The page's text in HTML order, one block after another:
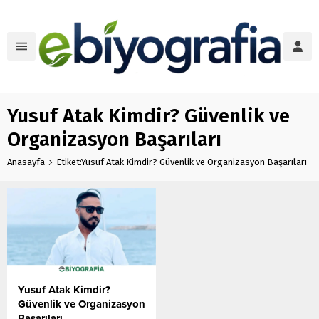
Yusuf Atak Kimdir? Güvenlik ve
Organizasyon Başarıları
Anasayfa Etiket:Yusuf Atak Kimdir? Güvenlik ve Organizasyon Başarıları
Yusuf Atak Kimdir?
Güvenlik ve Organizasyon